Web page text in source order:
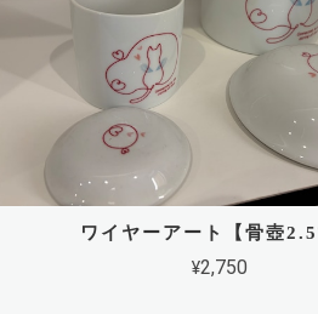
ワイヤーアート【骨壺2.5
¥2,750